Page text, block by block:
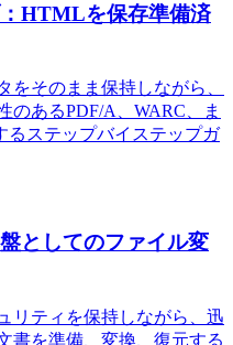
HTMLを保存準備済
をそのまま保持しながら、
のあるPDF/A、WARC、ま
ステップバイステップガ
としてのファイル変
リティを保持しながら、迅
書を準備、変換、復元する